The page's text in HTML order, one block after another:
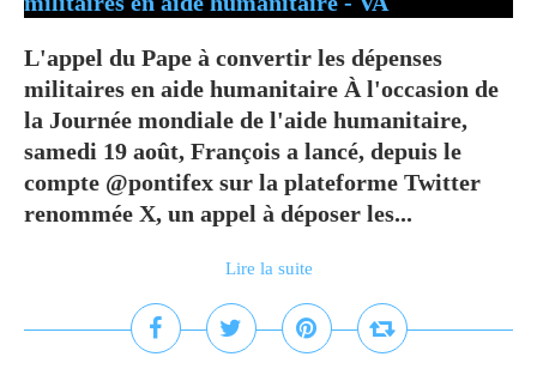
L'appel du Pape à convertir les dépenses
militaires en aide humanitaire À l'occasion de
la Journée mondiale de l'aide humanitaire,
samedi 19 août, François a lancé, depuis le
compte @pontifex sur la plateforme Twitter
renommée X, un appel à déposer les...
Lire la suite